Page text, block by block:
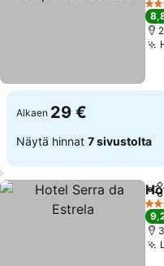
3
Alkaen 29 €
Näytä hinnat 7 sivustolta
Jaa
4